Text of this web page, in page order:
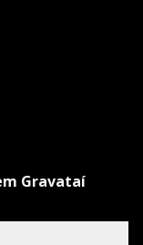
Gravataí